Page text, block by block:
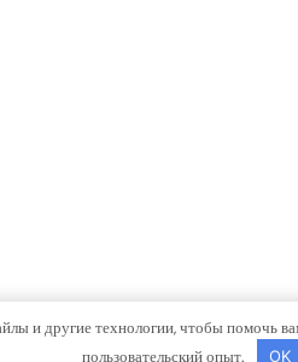
и другие технологии, чтобы помочь
пользовательский опыт.
OK